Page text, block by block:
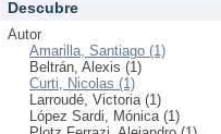
Descubre
Autor
Amarilla, Santiago (1)
Beltrán, Alexis (1)
Curti, Nicolas (1)
Larroudé, Victoria (1)
López Sardi, Mónica (1)